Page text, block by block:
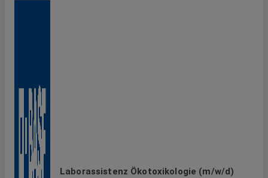
Laborassistenz Ökotoxikologie (m/w/d)